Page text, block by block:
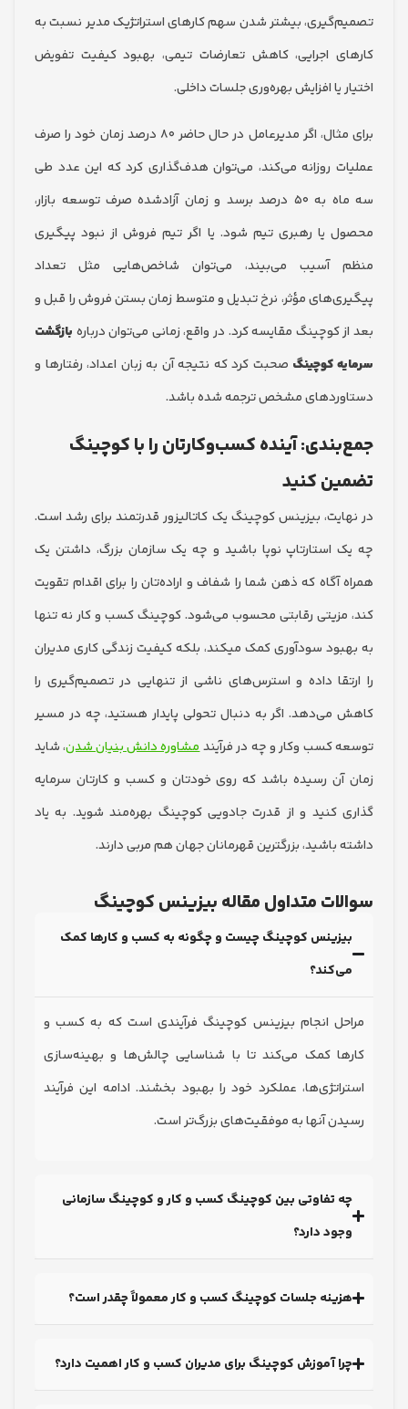
بیشتر شدن سهم کارهای استراتژیک مدیر نسبت به
اجرایی، کاهش تعارضات تیمی، بهبود کیفیت تفویض
یا افزایش بهره‌وری جلسات داخلی.
برای مثال، اگر مدیرعامل در حال حاضر ۸۰ درصد زمان خود را صرف
روزانه می‌کند، می‌توان هدف‌گذاری کرد که این عدد طی
سه ماه به ۵۰ درصد برسد و زمان آزادشده صرف توسعه بازار،
یا رهبری تیم شود. یا اگر تیم فروش از نبود پیگیری
آسیب می‌بیند، می‌توان شاخص‌هایی مثل تعداد
مؤثر، نرخ تبدیل و متوسط زمان بستن فروش را قبل و
کوچینگ مقایسه کرد. در واقع، زمانی می‌توان دربارهبازگشت
کوچینگصحبت کرد که نتیجه آن به زبان اعداد، رفتارها و
مشخص ترجمه شده باشد.
آینده کسب‌وکارتان را با کوچینگ
کنید
بیزینس کوچینگ یک کاتالیزور قدرتمند برای رشد است.
استارتاپ نوپا باشید و چه یک سازمان بزرگ، داشتن یک
آگاه که ذهن شما را شفاف و اراده‌تان را برای اقدام تقویت
رقابتی محسوب می‌شود. کوچینگ کسب و کار نه تنها
سودآوری کمک میکند، بلکه کیفیت زندگی کاری مدیران
داده و استرس‌های ناشی از تنهایی در تصمیم‌گیری را
اگر به دنبال تحولی پایدار هستید، چه در مسیر
کسب‌ وکار و چه در فرآیندمشاوره دانش بنیان شدن، شاید
آن رسیده باشد که روی خودتان و کسب‌ و کارتان سرمایه‌
کنید و از قدرت جادویی کوچینگ بهره‌مند شوید. به یاد
باشید، بزرگترین قهرمانان جهان هم مربی دارند.
متداول مقاله بیزینس کوچینگ
کوچینگ چیست و چگونه به کسب و کارها کمک
انجام بیزینس کوچینگ فرآیندی است که به کسب و
کمک می‌کند تا با شناسایی چالش‌ها و بهینه‌سازی
عملکرد خود را بهبود بخشند. ادامه این فرآیند
آنها به موفقیت‌های بزرگ‌تر است.
تفاوتی بین کوچینگ کسب و کار و کوچینگ سازمانی
جلسات کوچینگ کسب و کار معمولاً چقدر است؟
آموزش کوچینگ برای مدیران کسب و کار اهمیت دارد؟